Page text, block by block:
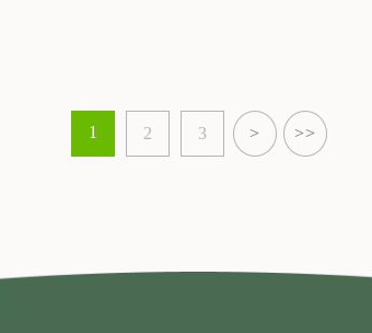
1 2 3 > >>